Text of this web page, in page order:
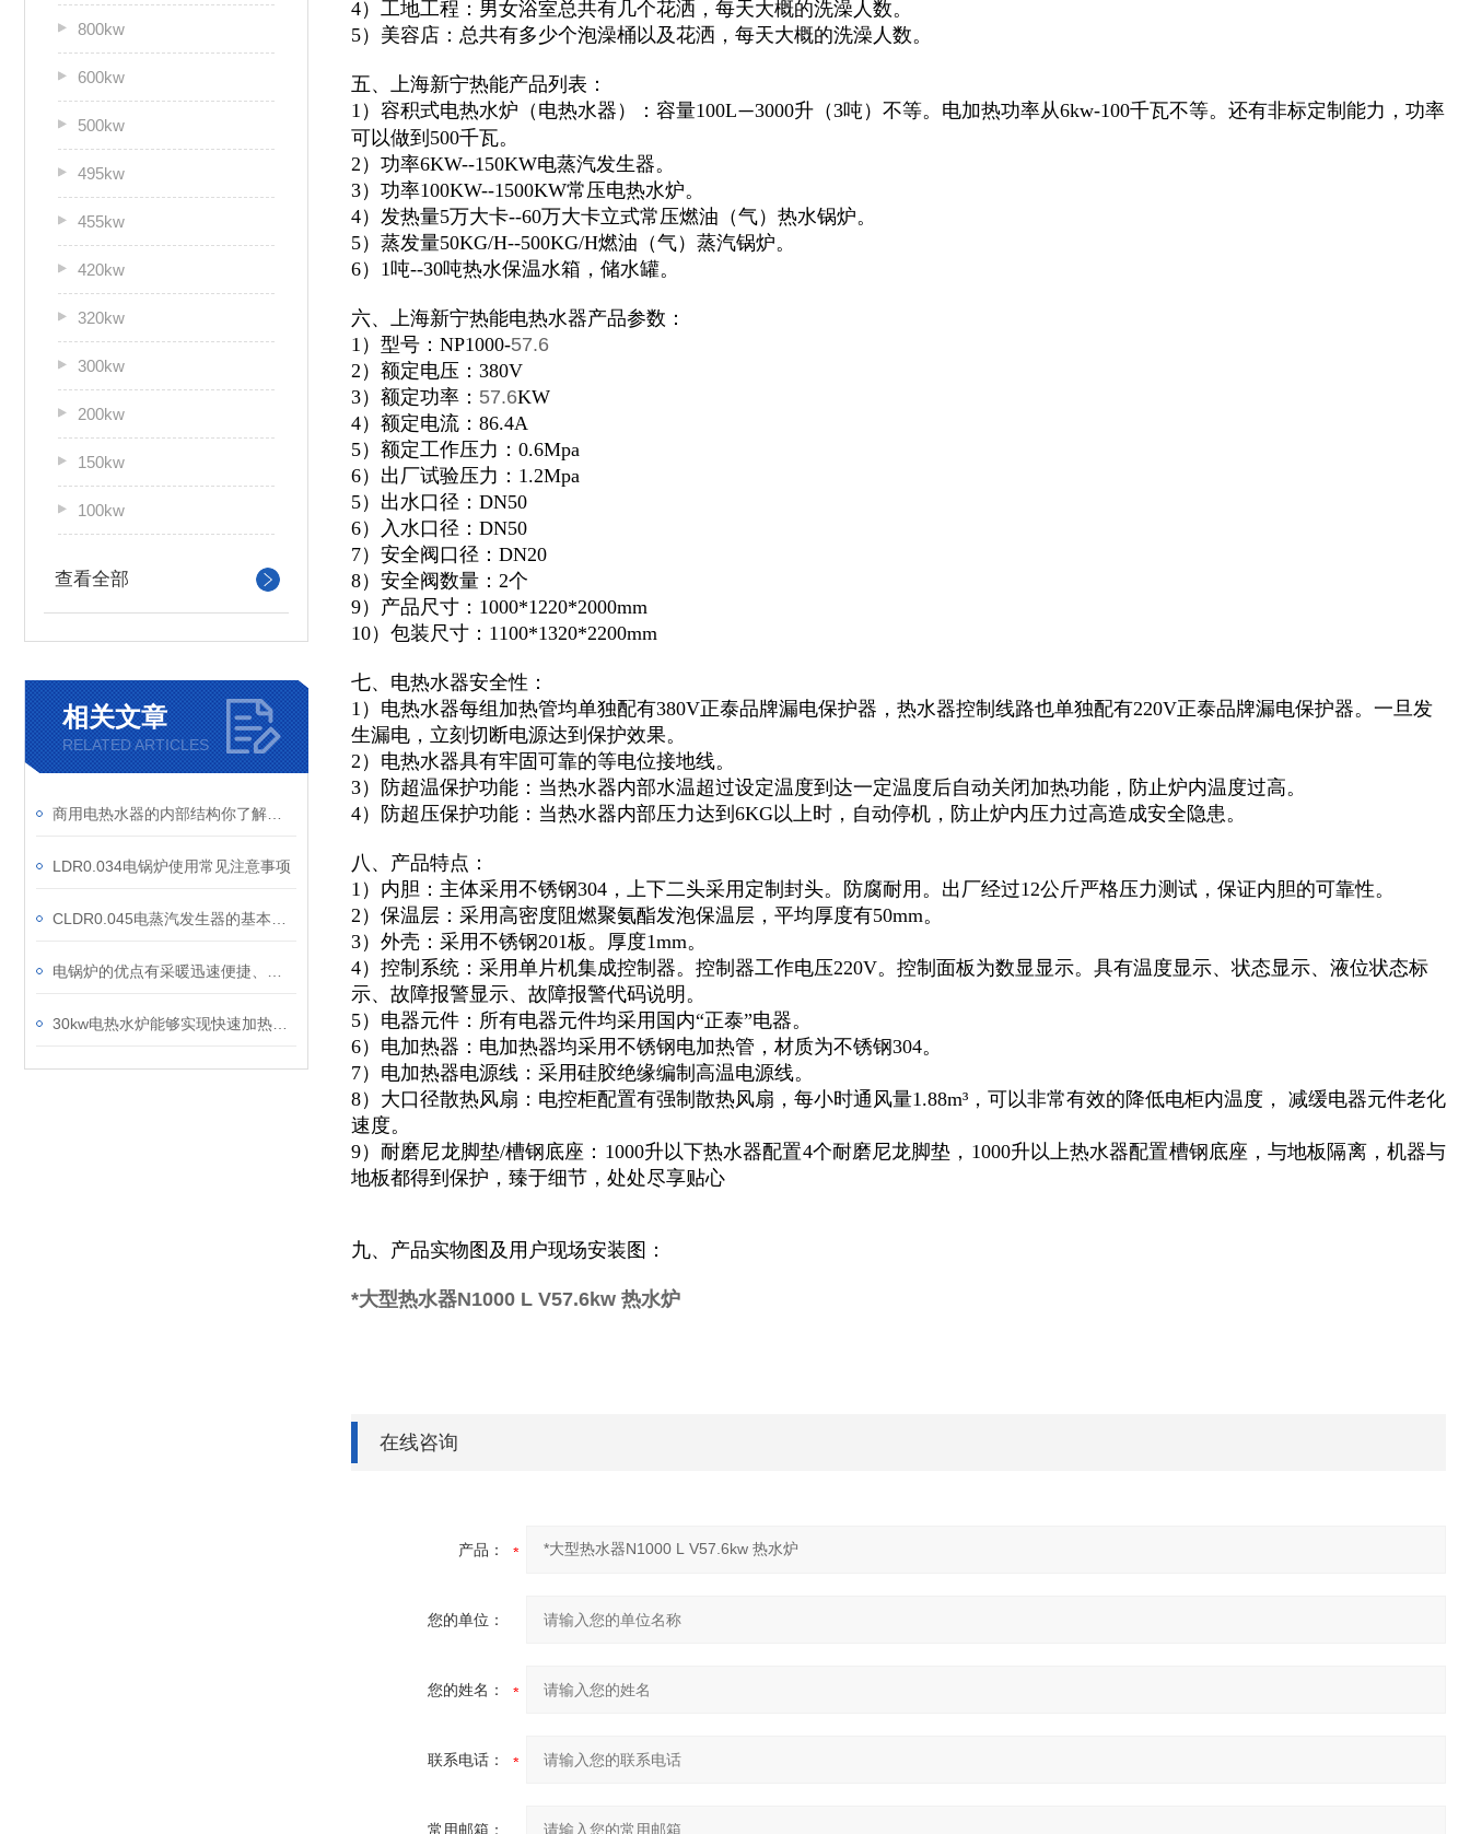
800kw
600kw
500kw
495kw
455kw
420kw
320kw
300kw
200kw
150kw
100kw
查看全部
相关文章
RELATED ARTICLES
LDR0.034电锅炉使用常见注意事项
4）工地工程：男女浴室总共有几个花洒，每天大概的洗澡人数。
5）美容店：总共有多少个泡澡桶以及花洒，每天大概的洗澡人数。
五、上海新宁热能产品列表：
1）容积式电热水炉（电热水器）：容量100L—3000升（3吨）不等。电加热功率从6kw-100千瓦不等。还有非标定制能力，功率
可以做到500千瓦。
2）功率6KW--150KW电蒸汽发生器。
3）功率100KW--1500KW常压电热水炉。
4）发热量5万大卡--60万大卡立式常压燃油（气）热水锅炉。
5）蒸发量50KG/H--500KG/H燃油（气）蒸汽锅炉。
6）1吨--30吨热水保温水箱，储水罐。
六、上海新宁热能电热水器产品参数：
1）型号：NP1000-57.6
2）额定电压：380V
3）额定功率： 57.6KW
4）额定电流：86.4A
5）额定工作压力：0.6Mpa
6）出厂试验压力：1.2Mpa
5）出水口径：DN50
6）入水口径：DN50
7）安全阀口径：DN20
8）安全阀数量：2个
9）产品尺寸：1000*1220*2000mm
10）包装尺寸：1100*1320*2200mm
七、电热水器安全性：
1）电热水器每组加热管均单独配有380V正泰品牌漏电保护器，热水器控制线路也单独配有220V正泰品牌漏电保护器。一旦发
生漏电，立刻切断电源达到保护效果。
2）电热水器具有牢固可靠的等电位接地线。
3）防超温保护功能：当热水器内部水温超过设定温度到达一定温度后自动关闭加热功能，防止炉内温度过高。
4）防超压保护功能：当热水器内部压力达到6KG以上时，自动停机，防止炉内压力过高造成安全隐患。
八、产品特点：
1）内胆：主体采用不锈钢304，上下二头采用定制封头。防腐耐用。出厂经过12公斤严格压力测试，保证内胆的可靠性。
2）保温层：采用高密度阻燃聚氨酯发泡保温层，平均厚度有50mm。
3）外壳：采用不锈钢201板。厚度1mm。
4）控制系统：采用单片机集成控制器。控制器工作电压220V。控制面板为数显显示。具有温度显示、状态显示、液位状态标
示、故障报警显示、故障报警代码说明。
5）电器元件：所有电器元件均采用国内“正泰”电器。
6）电加热器：电加热器均采用不锈钢电加热管，材质为不锈钢304。
7）电加热器电源线：采用硅胶绝缘编制高温电源线。
8）大口径散热风扇：电控柜配置有强制散热风扇，每小时通风量1.88m³，可以非常有效的降低电柜内温度， 减缓电器元件老化
速度。
9）耐磨尼龙脚垫/槽钢底座：1000升以下热水器配置4个耐磨尼龙脚垫，1000升以上热水器配置槽钢底座，与地板隔离，机器与
地板都得到保护，臻于细节，处处尽享贴心
九、产品实物图及用户现场安装图：
*大型热水器N1000 L V57.6kw 热水炉
在线咨询
产品：
您的单位：
您的姓名：
联系电话：
常用邮箱：